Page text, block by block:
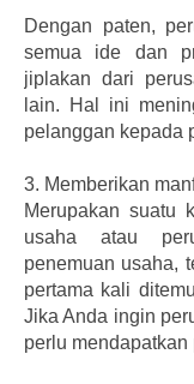
Dengan paten,
semua ide dan
jiplakan dari
lain. Hal ini
pelanggan kepada
3. Memberikan
Merupakan suatu
usaha atau
penemuan usaha,
pertama kali
Jika Anda ingin
perlu